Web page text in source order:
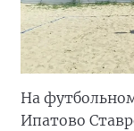
На
Ипатово